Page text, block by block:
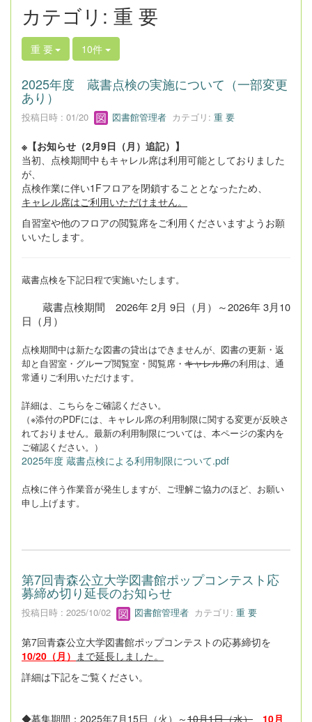
カテゴリ: 重 要
重 要 10件
2025年度 蔵書点検の実施について（一部変更
あり）
投稿日時 : 01/20 図書館管理者 カテゴリ: 重 要
※【お知らせ（2月9日（月）追記）】
当初、点検期間中もキャレル席は利用可能としておりました
が、
点検作業に伴い1Fフロアを閉鎖することとなったため、
キャレル席はご利用いただけません。
自習室や他のフロアの閲覧席をご利用くださいますようお願
いいたします。
蔵書点検を下記日程で実施いたします。
蔵書点検期間 2026年 2月 9日（月）～2026年 3月10
日（月）
点検期間中は新たな図書の貸出はできませんが、図書の更新・返
却と自習室・グループ閲覧室・閲覧席・ キャレル席の利用は、通
常通りご利用いただけます。
詳細は、こちらをご確認ください。
（※添付のPDFには、キャレル席の利用制限に関する変更が反映さ
れておりません。最新の利用制限については、本ページの案内を
ご確認ください。）
2025年度 蔵書点検による利用制限について.pdf
点検に伴う作業音が発生しますが、ご理解ご協力のほど、お願い
申し上げます。
第7回青森公立大学図書館ポップコンテスト応
募締め切り延長のお知らせ
投稿日時 : 2025/10/02 図書館管理者 カテゴリ: 重 要
第7回青森公立大学図書館ポップコンテストの応募締切を
10/20（月） まで延長しました。
詳細は下記をご覧ください。
◆募集期間：2025年7月15日（火）～10月1日（水）
10月